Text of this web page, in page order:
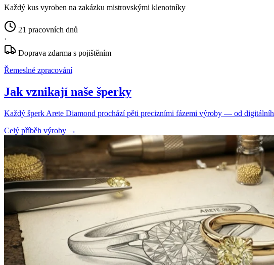
Každý kus vyroben na zakázku mistrovskými klenotníky
21 pracovních dnů
·
Doprava zdarma s pojištěním
Řemeslné zpracování
Jak vznikají naše šperky
Každý šperk Arete Diamond prochází pěti precizními fázemi výroby — od
Celý příběh výroby →